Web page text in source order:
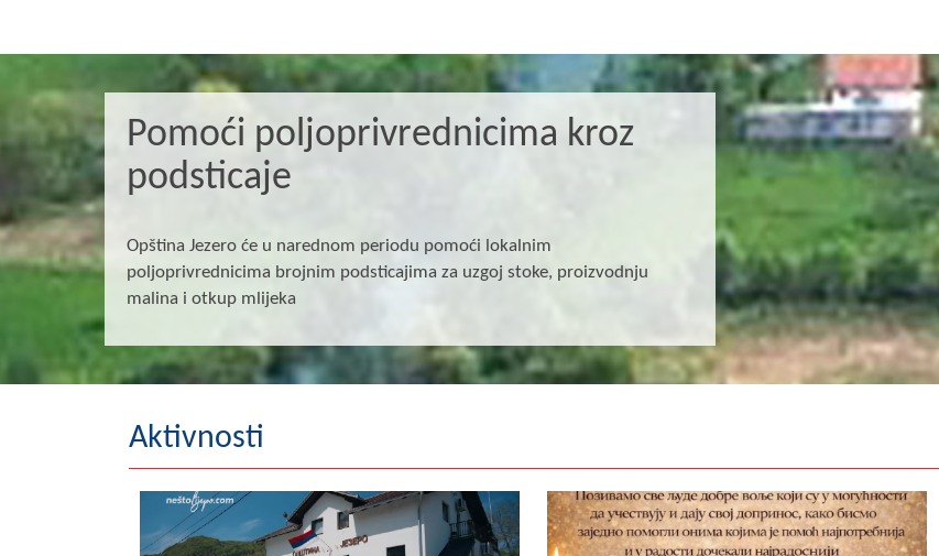
Pomoći poljoprivrednicima kroz
podsticaje
Opština Jezero će u narednom periodu pomoći lokalnim
poljoprivrednicima brojnim podsticajima za uzgoj stoke, proizvodnju
malina i otkup mlijeka
Aktivnosti